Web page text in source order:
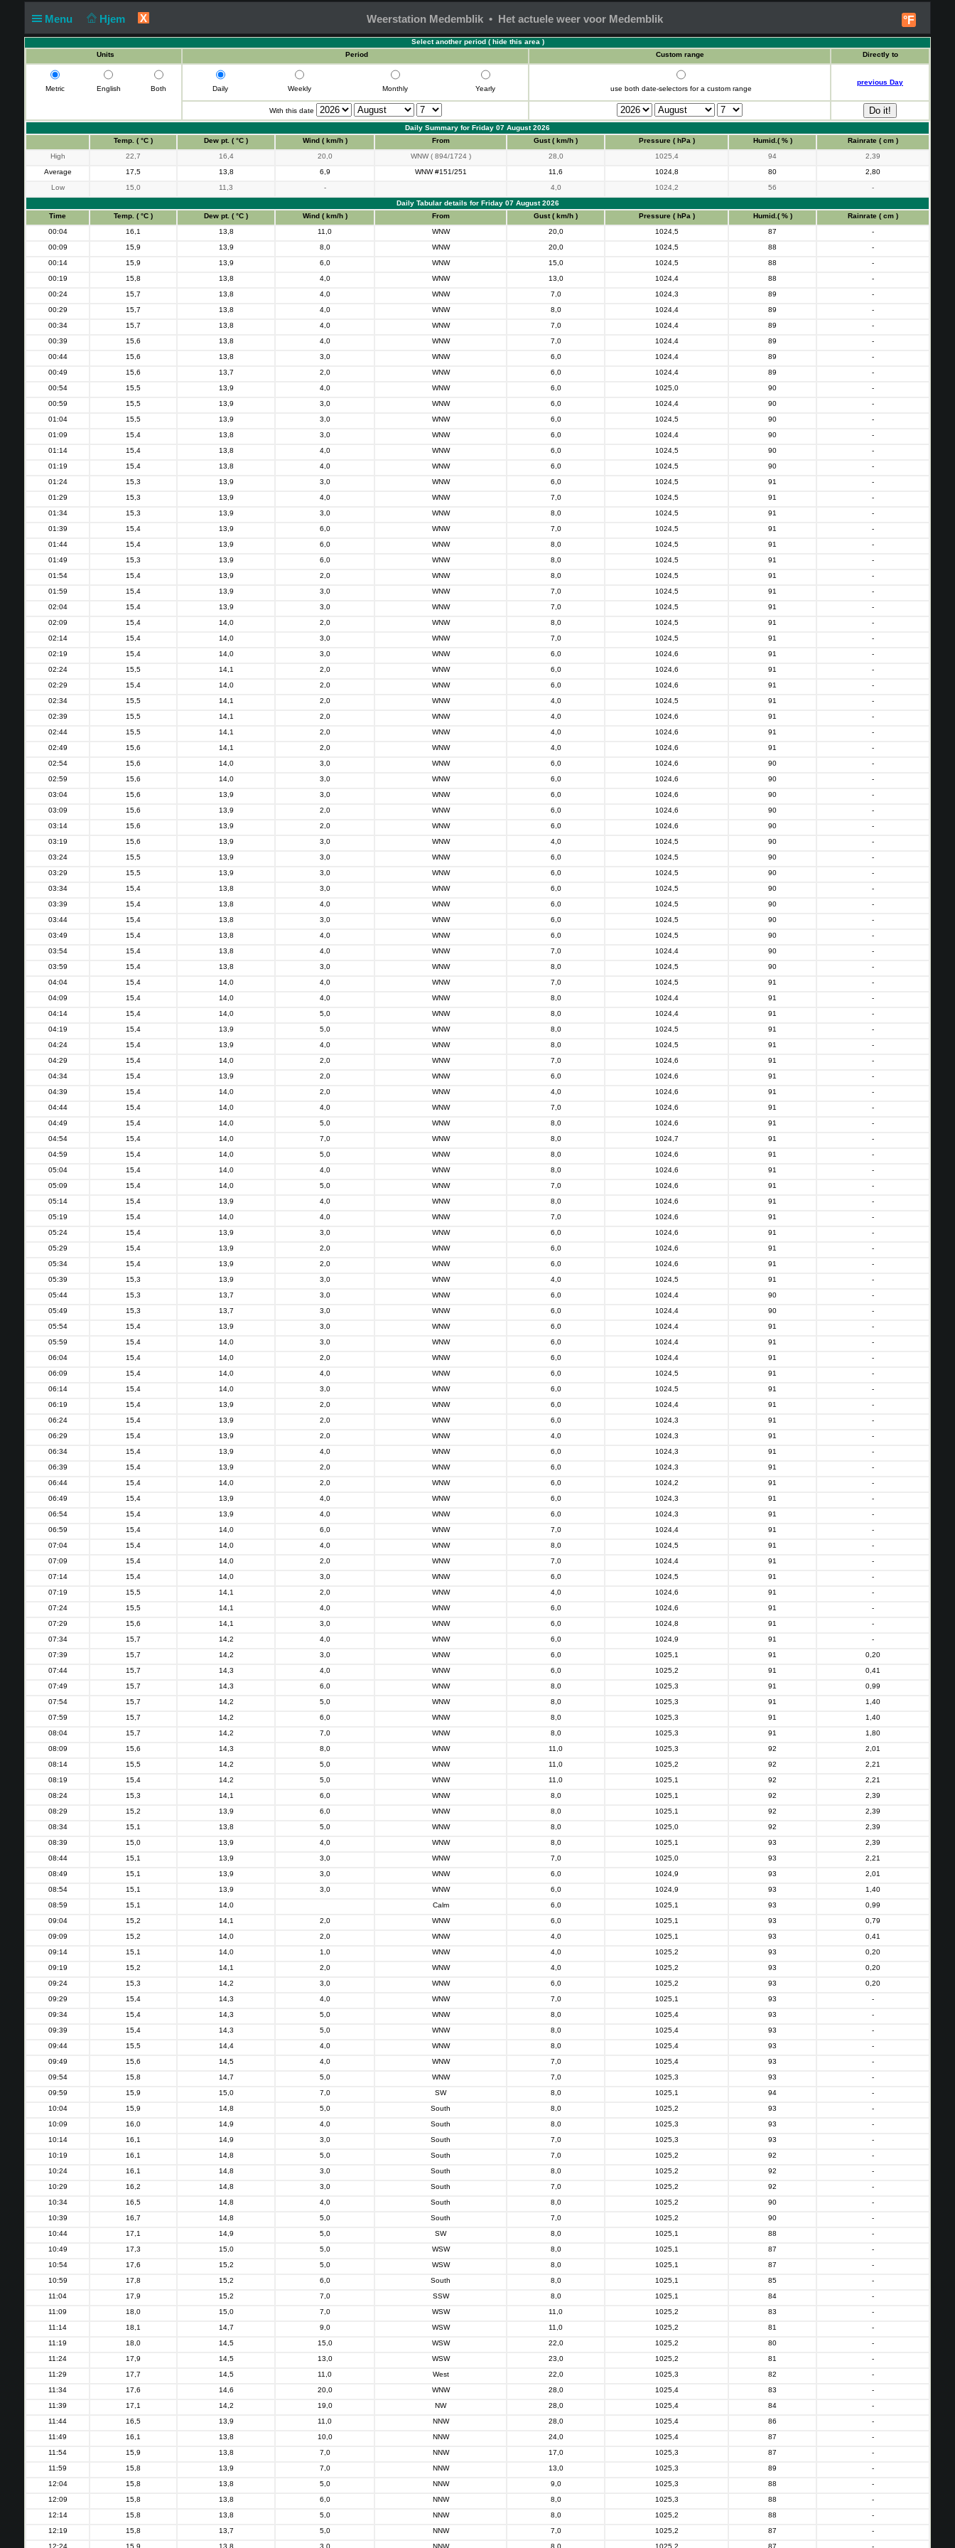
Menu Hjem X °F
Weerstation Medemblik • Het actuele weer voor Medemblik
Select another period ( hide this area )
Units
Period Custom range Directly to
Metric English Both Daily Weekly Monthly Yearly use both date-selectors for a custom range
previous Day
With this date
Daily Summary for Friday 07 August 2026
Temp. ( °C ) Dew pt. ( °C ) Wind ( km/h ) From Gust ( km/h ) Pressure ( hPa ) Humid.( % )
Rainrate ( cm )
High
22,7 16,4 20,0 WNW ( 894/1724 ) 28,0 1025,4 94
2,39
Average
17,5 13,8 6,9 WNW #151/251 11,6 1024,8 80
2,80
Low
15,0 11,3 - 4,0 1024,2 56
-
Daily Tabular details for Friday 07 August 2026
Time
Temp. ( °C ) Dew pt. ( °C ) Wind ( km/h ) From Gust ( km/h ) Pressure ( hPa ) Humid.( % )
Rainrate ( cm )
00:04
16,1 13,8 11,0 WNW 20,0 1024,5 87
-
00:09
15,9 13,9 8,0 WNW 20,0 1024,5 88
-
00:14
15,9 13,9 6,0 WNW 15,0 1024,5 88
-
00:19
15,8 13,8 4,0 WNW 13,0 1024,4 88
-
00:24
15,7 13,8 4,0 WNW 7,0 1024,3 89
-
00:29
15,7 13,8 4,0 WNW 8,0 1024,4 89
-
00:34
15,7 13,8 4,0 WNW 7,0 1024,4 89
-
00:39
15,6 13,8 4,0 WNW 7,0 1024,4 89
-
00:44
15,6 13,8 3,0 WNW 6,0 1024,4 89
-
00:49
15,6 13,7 2,0 WNW 6,0 1024,4 89
-
00:54
15,5 13,9 4,0 WNW 6,0 1025,0 90
-
00:59
15,5 13,9 3,0 WNW 6,0 1024,4 90
-
01:04
15,5 13,9 3,0 WNW 6,0 1024,5 90
-
01:09
15,4 13,8 3,0 WNW 6,0 1024,4 90
-
01:14
15,4 13,8 4,0 WNW 6,0 1024,5 90
-
01:19
15,4 13,8 4,0 WNW 6,0 1024,5 90
-
01:24
15,3 13,9 3,0 WNW 6,0 1024,5 91
-
01:29
15,3 13,9 4,0 WNW 7,0 1024,5 91
-
01:34
15,3 13,9 3,0 WNW 8,0 1024,5 91
-
01:39
15,4 13,9 6,0 WNW 7,0 1024,5 91
-
01:44
15,4 13,9 6,0 WNW 8,0 1024,5 91
-
01:49
15,3 13,9 6,0 WNW 8,0 1024,5 91
-
01:54
15,4 13,9 2,0 WNW 8,0 1024,5 91
-
01:59
15,4 13,9 3,0 WNW 7,0 1024,5 91
-
02:04
15,4 13,9 3,0 WNW 7,0 1024,5 91
-
02:09
15,4 14,0 2,0 WNW 8,0 1024,5 91
-
02:14
15,4 14,0 3,0 WNW 7,0 1024,5 91
-
02:19
15,4 14,0 3,0 WNW 6,0 1024,6 91
-
02:24
15,5 14,1 2,0 WNW 6,0 1024,6 91
-
02:29
15,4 14,0 2,0 WNW 6,0 1024,6 91
-
02:34
15,5 14,1 2,0 WNW 4,0 1024,5 91
-
02:39
15,5 14,1 2,0 WNW 4,0 1024,6 91
-
02:44
15,5 14,1 2,0 WNW 4,0 1024,6 91
-
02:49
15,6 14,1 2,0 WNW 4,0 1024,6 91
-
02:54
15,6 14,0 3,0 WNW 6,0 1024,6 90
-
02:59
15,6 14,0 3,0 WNW 6,0 1024,6 90
-
03:04
15,6 13,9 3,0 WNW 6,0 1024,6 90
-
03:09
15,6 13,9 2,0 WNW 6,0 1024,6 90
-
03:14
15,6 13,9 2,0 WNW 6,0 1024,6 90
-
03:19
15,6 13,9 3,0 WNW 4,0 1024,5 90
-
03:24
15,5 13,9 3,0 WNW 6,0 1024,5 90
-
03:29
15,5 13,9 3,0 WNW 6,0 1024,5 90
-
03:34
15,4 13,8 3,0 WNW 6,0 1024,5 90
-
03:39
15,4 13,8 4,0 WNW 6,0 1024,5 90
-
03:44
15,4 13,8 3,0 WNW 6,0 1024,5 90
-
03:49
15,4 13,8 4,0 WNW 6,0 1024,5 90
-
03:54
15,4 13,8 4,0 WNW 7,0 1024,4 90
-
03:59
15,4 13,8 3,0 WNW 8,0 1024,5 90
-
04:04
15,4 14,0 4,0 WNW 7,0 1024,5 91
-
04:09
15,4 14,0 4,0 WNW 8,0 1024,4 91
-
04:14
15,4 14,0 5,0 WNW 8,0 1024,4 91
-
04:19
15,4 13,9 5,0 WNW 8,0 1024,5 91
-
04:24
15,4 13,9 4,0 WNW 8,0 1024,5 91
-
04:29
15,4 14,0 2,0 WNW 7,0 1024,6 91
-
04:34
15,4 13,9 2,0 WNW 6,0 1024,6 91
-
04:39
15,4 14,0 2,0 WNW 4,0 1024,6 91
-
04:44
15,4 14,0 4,0 WNW 7,0 1024,6 91
-
04:49
15,4 14,0 5,0 WNW 8,0 1024,6 91
-
04:54
15,4 14,0 7,0 WNW 8,0 1024,7 91
-
04:59
15,4 14,0 5,0 WNW 8,0 1024,6 91
-
05:04
15,4 14,0 4,0 WNW 8,0 1024,6 91
-
05:09
15,4 14,0 5,0 WNW 7,0 1024,6 91
-
05:14
15,4 13,9 4,0 WNW 8,0 1024,6 91
-
05:19
15,4 14,0 4,0 WNW 7,0 1024,6 91
-
05:24
15,4 13,9 3,0 WNW 6,0 1024,6 91
-
05:29
15,4 13,9 2,0 WNW 6,0 1024,6 91
-
05:34
15,4 13,9 2,0 WNW 6,0 1024,6 91
-
05:39
15,3 13,9 3,0 WNW 4,0 1024,5 91
-
05:44
15,3 13,7 3,0 WNW 6,0 1024,4 90
-
05:49
15,3 13,7 3,0 WNW 6,0 1024,4 90
-
05:54
15,4 13,9 3,0 WNW 6,0 1024,4 91
-
05:59
15,4 14,0 3,0 WNW 6,0 1024,4 91
-
06:04
15,4 14,0 2,0 WNW 6,0 1024,4 91
-
06:09
15,4 14,0 4,0 WNW 6,0 1024,5 91
-
06:14
15,4 14,0 3,0 WNW 6,0 1024,5 91
-
06:19
15,4 13,9 2,0 WNW 6,0 1024,4 91
-
06:24
15,4 13,9 2,0 WNW 6,0 1024,3 91
-
06:29
15,4 13,9 2,0 WNW 4,0 1024,3 91
-
06:34
15,4 13,9 4,0 WNW 6,0 1024,3 91
-
06:39
15,4 13,9 2,0 WNW 6,0 1024,3 91
-
06:44
15,4 14,0 2,0 WNW 6,0 1024,2 91
-
06:49
15,4 13,9 4,0 WNW 6,0 1024,3 91
-
06:54
15,4 13,9 4,0 WNW 6,0 1024,3 91
-
06:59
15,4 14,0 6,0 WNW 7,0 1024,4 91
-
07:04
15,4 14,0 4,0 WNW 8,0 1024,5 91
-
07:09
15,4 14,0 2,0 WNW 7,0 1024,4 91
-
07:14
15,4 14,0 3,0 WNW 6,0 1024,5 91
-
07:19
15,5 14,1 2,0 WNW 4,0 1024,6 91
-
07:24
15,5 14,1 4,0 WNW 6,0 1024,6 91
-
07:29
15,6 14,1 3,0 WNW 6,0 1024,8 91
-
07:34
15,7 14,2 4,0 WNW 6,0 1024,9 91
-
07:39
15,7 14,2 3,0 WNW 6,0 1025,1 91
0,20
07:44
15,7 14,3 4,0 WNW 6,0 1025,2 91
0,41
07:49
15,7 14,3 6,0 WNW 8,0 1025,3 91
0,99
07:54
15,7 14,2 5,0 WNW 8,0 1025,3 91
1,40
07:59
15,7 14,2 6,0 WNW 8,0 1025,3 91
1,40
08:04
15,7 14,2 7,0 WNW 8,0 1025,3 91
1,80
08:09
15,6 14,3 8,0 WNW 11,0 1025,3 92
2,01
08:14
15,5 14,2 5,0 WNW 11,0 1025,2 92
2,21
08:19
15,4 14,2 5,0 WNW 11,0 1025,1 92
2,21
08:24
15,3 14,1 6,0 WNW 8,0 1025,1 92
2,39
08:29
15,2 13,9 6,0 WNW 8,0 1025,1 92
2,39
08:34
15,1 13,8 5,0 WNW 8,0 1025,0 92
2,39
08:39
15,0 13,9 4,0 WNW 8,0 1025,1 93
2,39
08:44
15,1 13,9 3,0 WNW 7,0 1025,0 93
2,21
08:49
15,1 13,9 3,0 WNW 6,0 1024,9 93
2,01
08:54
15,1 13,9 3,0 WNW 6,0 1024,9 93
1,40
08:59
15,1 14,0 Calm 6,0 1025,1 93
0,99
09:04
15,2 14,1 2,0 WNW 6,0 1025,1 93
0,79
09:09
15,2 14,0 2,0 WNW 4,0 1025,1 93
0,41
09:14
15,1 14,0 1,0 WNW 4,0 1025,2 93
0,20
09:19
15,2 14,1 2,0 WNW 4,0 1025,2 93
0,20
09:24
15,3 14,2 3,0 WNW 6,0 1025,2 93
0,20
09:29
15,4 14,3 4,0 WNW 7,0 1025,1 93
-
09:34
15,4 14,3 5,0 WNW 8,0 1025,4 93
-
09:39
15,4 14,3 5,0 WNW 8,0 1025,4 93
-
09:44
15,5 14,4 4,0 WNW 8,0 1025,4 93
-
09:49
15,6 14,5 4,0 WNW 7,0 1025,4 93
-
09:54
15,8 14,7 5,0 WNW 7,0 1025,3 93
-
09:59
15,9 15,0 7,0 SW 8,0 1025,1 94
-
10:04
15,9 14,8 5,0 South 8,0 1025,2 93
-
10:09
16,0 14,9 4,0 South 8,0 1025,3 93
-
10:14
16,1 14,9 3,0 South 7,0 1025,3 93
-
10:19
16,1 14,8 5,0 South 7,0 1025,2 92
-
10:24
16,1 14,8 3,0 South 8,0 1025,2 92
-
10:29
16,2 14,8 3,0 South 7,0 1025,2 92
-
10:34
16,5 14,8 4,0 South 8,0 1025,2 90
-
10:39
16,7 14,8 5,0 South 7,0 1025,2 90
-
10:44
17,1 14,9 5,0 SW 8,0 1025,1 88
-
10:49
17,3 15,0 5,0 WSW 8,0 1025,1 87
-
10:54
17,6 15,2 5,0 WSW 8,0 1025,1 87
-
10:59
17,8 15,2 6,0 South 8,0 1025,1 85
-
11:04
17,9 15,2 7,0 SSW 8,0 1025,1 84
-
11:09
18,0 15,0 7,0 WSW 11,0 1025,2 83
-
11:14
18,1 14,7 9,0 WSW 11,0 1025,2 81
-
11:19
18,0 14,5 15,0 WSW 22,0 1025,2 80
-
11:24
17,9 14,5 13,0 WSW 23,0 1025,2 81
-
11:29
17,7 14,5 11,0 West 22,0 1025,3 82
-
11:34
17,6 14,6 20,0 WNW 28,0 1025,4 83
-
11:39
17,1 14,2 19,0 NW 28,0 1025,4 84
-
11:44
16,5 13,9 11,0 NNW 28,0 1025,4 86
-
11:49
16,1 13,8 10,0 NNW 24,0 1025,4 87
-
11:54
15,9 13,8 7,0 NNW 17,0 1025,3 87
-
11:59
15,8 13,9 7,0 NNW 13,0 1025,3 89
-
12:04
15,8 13,8 5,0 NNW 9,0 1025,3 88
-
12:09
15,8 13,8 6,0 NNW 8,0 1025,3 88
-
12:14
15,8 13,8 5,0 NNW 8,0 1025,2 88
-
12:19
15,8 13,7 5,0 NNW 7,0 1025,2 87
-
12:24
15,9 13,8 3,0 NNW 8,0 1025,2 87 -